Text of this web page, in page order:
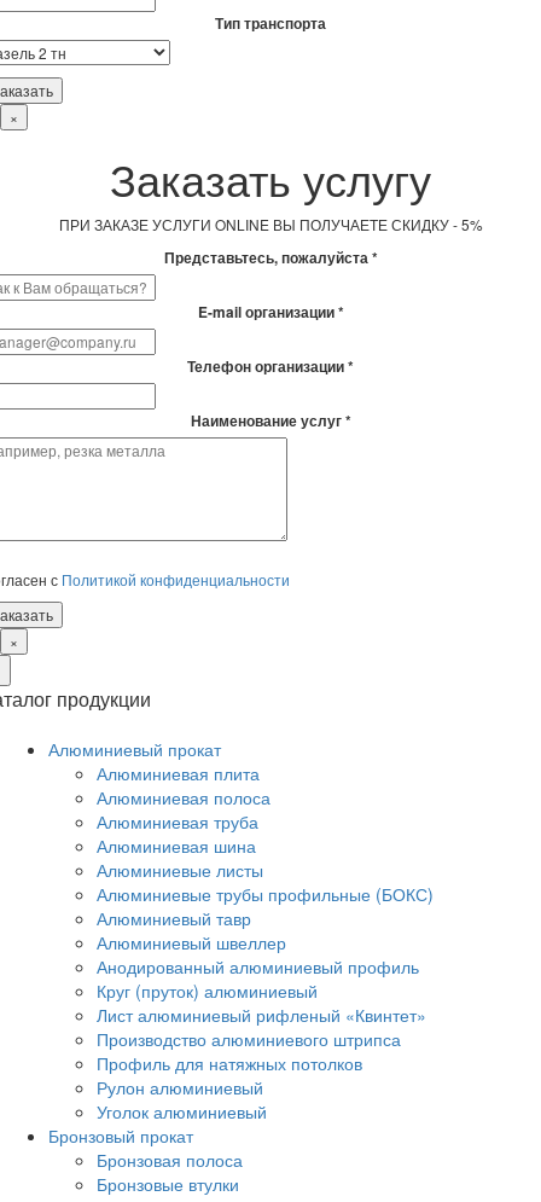
Тип транспорта
×
Заказать услугу
ПРИ ЗАКАЗЕ УСЛУГИ ONLINE ВЫ ПОЛУЧАЕТЕ СКИДКУ - 5%
Представьтесь, пожалуйста *
E-mail организации *
Телефон организации *
Наименование услуг *
с Политикой конфиденциальности
×
продукции
Алюминиевый прокат
Алюминиевая плита
Алюминиевая полоса
Алюминиевая труба
Алюминиевая шина
Алюминиевые листы
Алюминиевые трубы профильные (БОКС)
Алюминиевый тавр
Алюминиевый швеллер
Анодированный алюминиевый профиль
Круг (пруток) алюминиевый
Лист алюминиевый рифленый «Квинтет»
Производство алюминиевого штрипса
Профиль для натяжных потолков
Рулон алюминиевый
Уголок алюминиевый
Бронзовый прокат
Бронзовая полоса
Бронзовые втулки